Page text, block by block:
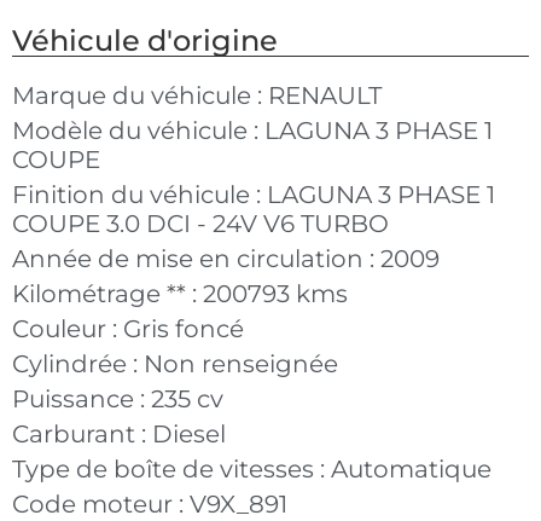
Véhicule d'origine
Marque du véhicule : RENAULT
Modèle du véhicule : LAGUNA 3 PHASE 1
COUPE
Finition du véhicule : LAGUNA 3 PHASE 1
COUPE 3.0 DCI - 24V V6 TURBO
Année de mise en circulation : 2009
Kilométrage ** : 200793 kms
Couleur : Gris foncé
Cylindrée : Non renseignée
Puissance : 235 cv
Carburant : Diesel
Type de boîte de vitesses : Automatique
Code moteur : V9X_891